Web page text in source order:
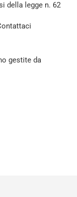
della legge n. 62
gestite da